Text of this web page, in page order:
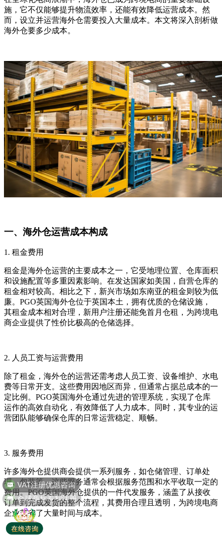
施，它不仅能够提升物流效率，还能有效降低运营成本。然
而，设立并运营海外仓需要投入大量成本。本文将深入剖析做
海外仓要多少成本。
一、海外仓运营成本构成
1. 租金费用
租金是海外仓运营的主要成本之一，它受地理位置、仓库面积
和设施配置等多重因素影响。在发达国家如美国，自营仓库的
租金相对较高。相比之下，新兴市场如东南亚的租金则较为低
廉。PGO英国海外仓位于英国本土，拥有优质的仓储设施，
其租金成本相对合理，新用户注册还能免首月仓租，为跨境电
商企业提供了性价比极高的仓储选择。
2. 人员工资与运营费用
除了租金，海外仓的运营还需考虑人员工资、设备维护、水电
费等日常开支。这些费用因地区而异，但通常占据总成本的一
定比例。PGO英国海外仓通过先进的管理系统，实现了仓库
运作的高效自动化，有效降低了人力成本。同时，其专业的运
营团队能够确保仓库的日常运营稳定、顺畅。
3. 服务费用
许多海外仓提供商会提供一系列服务，如仓储管理、订单处
理、包装等，这些服务通常会根据服务范围和水平收取一定的
费用。PGO英国海外仓提供的一件代发服务，涵盖了从接收
订单到完成发货的整个流程，其费用合理且透明，为跨境电商
企业节省了大量时间与成本。
VAT注册优惠咨询
全球商标专利注册